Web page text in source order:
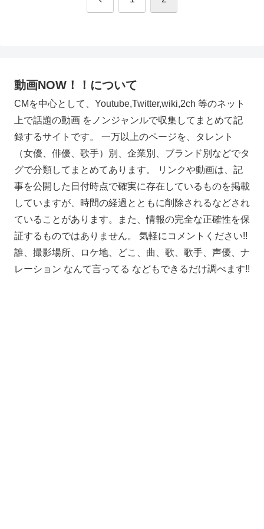
動画NOW！！について
CMを中心として、Youtube,Twitter,wiki,2ch 等のネット
上で話題の動画 をノンジャンルで収集してまとめて記
録するサイトです。 一万以上のページを、タレント
（女優、俳優、歌手）別、企業別、ブランド別などでタ
グで分類してまとめてあります。 リンクや動画は、記
事を公開した日付時点で確実に存在しているものを掲載
していますが、時間の経過とともに削除されるなどされ
ていることがあります。また、情報の完全な正確性を保
証するものではありません。 気軽にコメントください!!
誰、撮影場所、ロケ地、どこ、曲、歌、歌手、声優、ナ
レーション なんて言ってる などもできるだけ調べます!!